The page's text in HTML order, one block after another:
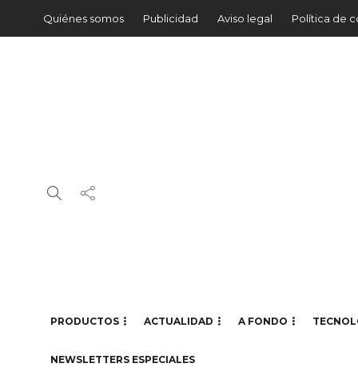
Quiénes somos Publicidad Aviso legal Política de
PRODUCTOS ACTUALIDAD A FONDO
NEWSLETTERS ESPECIALES